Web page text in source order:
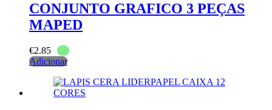
CONJUNTO GRAFICO 3 PEÇAS
MAPED
€2.85
Adicionar